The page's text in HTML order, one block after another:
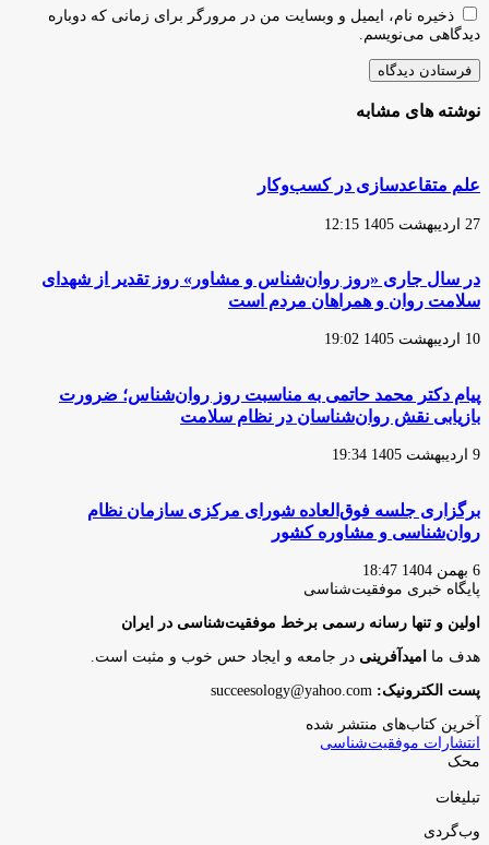
ذخیره نام، ایمیل و وبسایت من در مرورگر برای زمانی که دوباره
دیدگاهی می‌نویسم.
نوشته های مشابه
علم متقاعدسازی در کسب‌وکار
27 اردیبهشت 1405 12:15
در سال جاری «روز روان‌شناس و مشاور» روز تقدیر از شهدای
سلامت روان و همراهان مردم است
10 اردیبهشت 1405 19:02
پیام دکتر محمد حاتمی به مناسبت روز روان‌شناس؛ ضرورت
بازیابی نقش روان‌شناسان در نظام سلامت
9 اردیبهشت 1405 19:34
برگزاری جلسه فوق‌العاده شورای مرکزی سازمان نظام
روان‌شناسی و مشاوره کشور
6 بهمن 1404 18:47
پایگاه‌ خبری موفقیت‌شناسی
اولین و تنها رسانه رسمی برخط موفقیت‌شناسی در ایران
هدف ما امیدآفرینی در جامعه و ایجاد حس خوب و مثبت است.
پست الکترونیک:
آخرین کتاب‌های منتشر شده
انتشارات موفقیت‌شناسی
محک
تبلیغات
وب‌گردی